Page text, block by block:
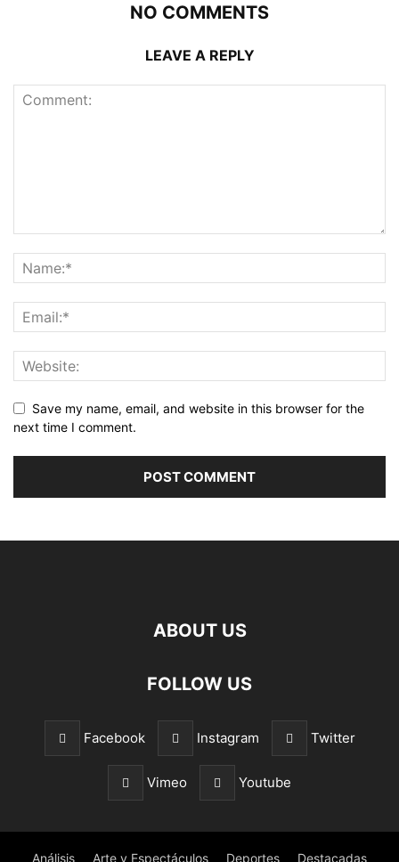
NO COMMENTS
LEAVE A REPLY
Save my name, email, and website in this browser for the
next time I comment.
ABOUT US
FOLLOW US
Facebook Instagram Twitter
Vimeo Youtube
Análisis Arte y Espectáculos Deportes Destacadas